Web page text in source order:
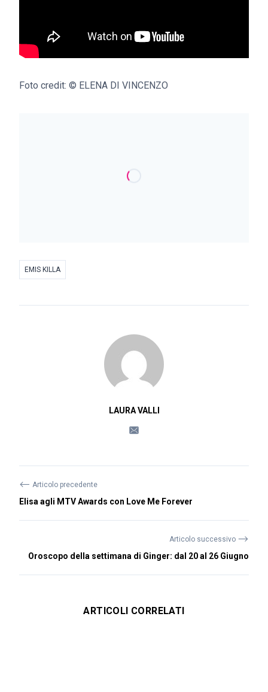
Foto credit: © ELENA DI VINCENZO
EMIS KILLA
LAURA VALLI
⟵ Articolo precedente
Elisa agli MTV Awards con Love Me Forever
Articolo successivo ⟶
Oroscopo della settimana di Ginger: dal 20 al 26 Giugno
ARTICOLI CORRELATI